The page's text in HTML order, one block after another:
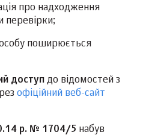
про надходження
перевірки;
поширюється
доступ до відомостей з
офіційний веб-сайт
р. № 1704/5 набув